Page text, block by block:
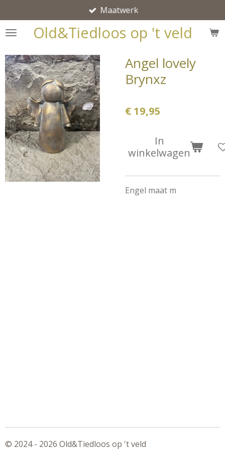
direct
naar
hoofdinhoud
Old&Tiedloos op 't veld
Maatwerk
Angel lovely
Brynxz
€ 19,95
In
winkelwagen
Engel maat m
© 2024 - 2026 Old&Tiedloos op 't veld